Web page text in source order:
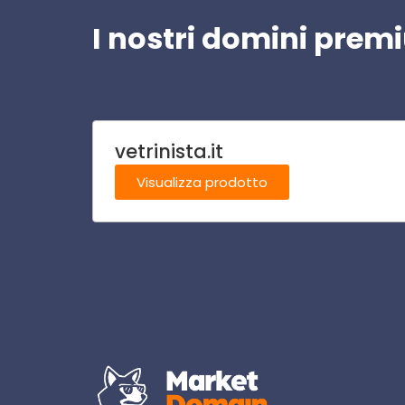
I nostri domini
vetrinista.it
Visualizza prodotto